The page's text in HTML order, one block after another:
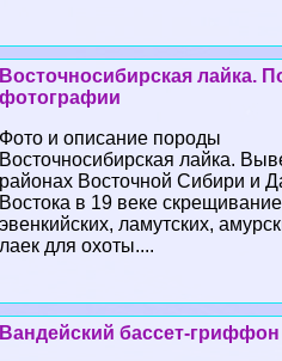
Восточносибирская лайка.
фотографии
Фото и описание породы
Восточносибирская лайка.
районах Восточной Сибири и
Востока в 19 веке
эвенкийских, ламутских,
лаек для охоты....
Вандейский бассет-